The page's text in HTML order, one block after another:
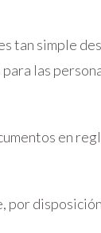
tan simple
para las
en
por